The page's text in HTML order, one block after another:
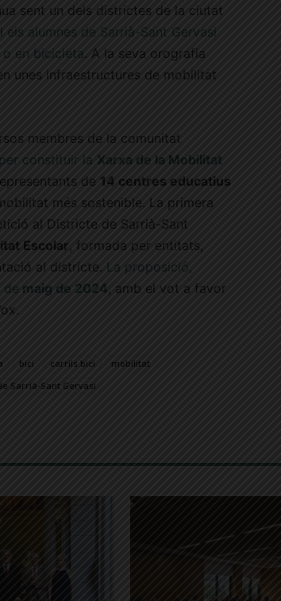
sent un dels districtes de la ciutat
i els alumnes de Sarrià-Sant Gervasi
o en bicicleta. A la seva orografia
unes infraestructures de mobilitat
membres de la comunitat
constituir la Xarxa de la Mobilitat
de 14 centres educatius
més sostenible. La primera
al Districte de Sarrià-Sant
Escolar, formada per entitats,
al districte. La proposició,
de maig de 2024, amb el vot a favor
bici carrils bici
mobilitat
Sarrià-Sant Gervasi